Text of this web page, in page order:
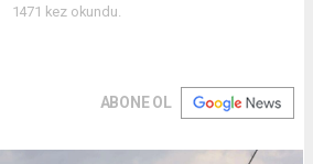
1471 kez okundu.
ABONE OL